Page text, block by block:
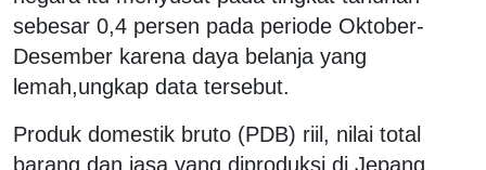
sebesar 0,4 persen pada periode Oktober-
Desember karena daya belanja yang
lemah,ungkap data tersebut.
Produk domestik bruto (PDB) riil, nilai total
barang dan jasa yang diproduksi di Jepang,